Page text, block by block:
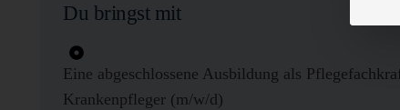
Du bringst mit
Eine abgeschlossene Ausbildung als
Krankenpfleger (m/w/d)